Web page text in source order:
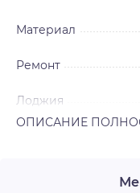
искусстве,
революцией на
включать шесть
уникален,
30-этажная
Материал
Ремонт
Лоджия